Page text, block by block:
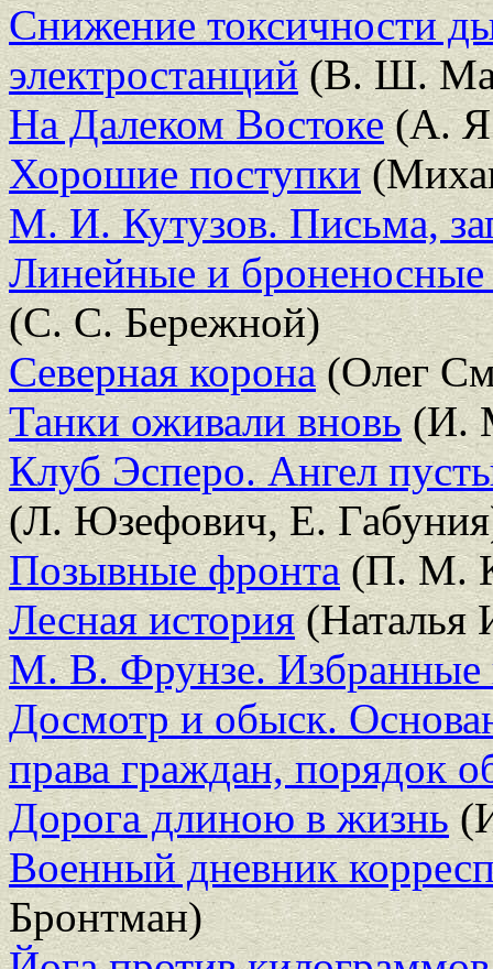
Снижение токсичности
электростанций(В. Ш.
На Далеком Востоке(А.
Хорошие поступки
М. И. Кутузов. Письма,
Линейные и броненосные
(С. С. Бережной)
Северная корона(Олег
Танки оживали вновь(И.
Клуб Эсперо. Ангел
(Л. Юзефович, Е.
Позывные фронта(П. М.
Лесная история(Наталья
М. В. Фрунзе. Избранные
Досмотр и обыск.
права граждан, порядок
Дорога длиною в жизнь
Военный дневник
Бронтман)